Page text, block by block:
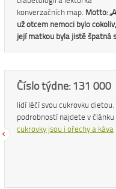
konverzačních map. Motto:
už otcem nemoci bylo cokoliv,
její matkou byla jistě špatná
Číslo týdne: 131 000
lidí léčí svou cukrovku dietou.
podrobností najdete v článku
cukrovky jsou i ořechy a káva